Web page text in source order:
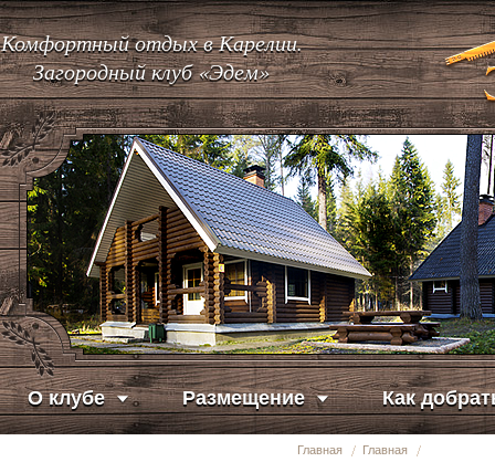
Комфортный отдых в Карелии.
Загородный клуб «Эдем»
О клубе Размещение Как
Главная Главная